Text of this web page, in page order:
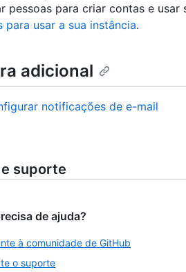
pessoas para criar contas e usar
para usar a sua instância.
adicional
notificações de e-mail
suporte
de ajuda?
à comunidade de GitHub
o suporte